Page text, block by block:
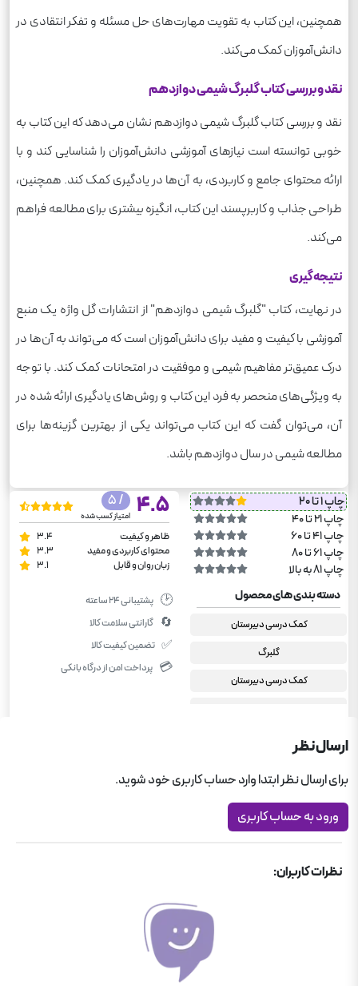
همچنین، این کتاب به تقویت مهارت‌های حل مسئله و تفکر انتقادی در
دانش‌آموزان کمک می‌کند.
نقد و بررسی کتاب گلبرگ شیمی دوازدهم
نقد و بررسی کتاب گلبرگ شیمی دوازدهم نشان می‌دهد که این کتاب به
خوبی توانسته است نیازهای آموزشی دانش‌آموزان را شناسایی کند و با
ارائه محتوای جامع و کاربردی، به آن‌ها در یادگیری کمک کند. همچنین،
طراحی جذاب و کاربرپسند این کتاب، انگیزه بیشتری برای مطالعه فراهم
می‌کند.
نتیجه‌گیری
در نهایت، کتاب "گلبرگ شیمی دوازدهم" از انتشارات گل واژه یک منبع
آموزشی با کیفیت و مفید برای دانش‌آموزان است که می‌تواند به آن‌ها در
درک عمیق‌تر مفاهیم شیمی و موفقیت در امتحانات کمک کند. با توجه
به ویژگی‌های منحصر به فرد این کتاب و روش‌های یادگیری ارائه شده در
آن، می‌توان گفت که این کتاب می‌تواند یکی از بهترین گزینه‌ها برای
مطالعه شیمی در سال دوازدهم باشد.
چاپ 1 تا 20
چاپ 21 تا 40
چاپ 41 تا 60
چاپ 61 تا 80
چاپ 81 به بالا
4.5
/ 5
امتیاز کسب شده
ظاهر و کیفیت
3.4
محتوای کاربردی و مفید
3.3
زبان روان و قابل
3.1
دسته بندی های محصول
کمک درسی دبیرستان
گلبرگ
کمک درسی دبیرستان
شیمی دوازدهم تجربی
🕑 پشتیبانی ۲۴ ساعته
🔄 گارانتی سلامت کالا
✅ تضمین کیفیت کالا
💳 پرداخت امن از درگاه بانکی
ارسال نظر
برای ارسال نظر ابتدا وارد حساب کاربری خود شوید.
ورود به حساب کاربری
نظرات کاربران: